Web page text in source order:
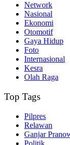
Network
Nasional
Ekonomi
Otomotif
Gaya Hidup
Foto
Internasional
Kesra
Olah Raga
Top Tags
Pilpres
Relawan
Ganjar
Politik